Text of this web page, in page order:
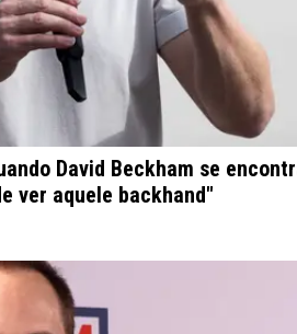
David Beckham se
ver aquele backhand"